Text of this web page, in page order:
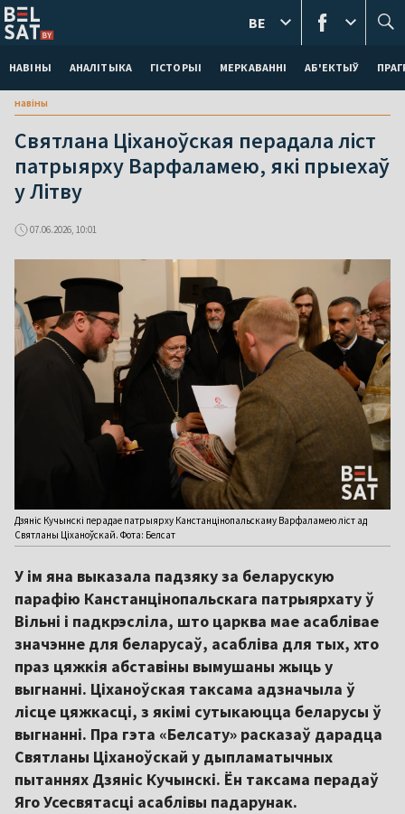
НАВІНЫ АНАЛІТЫКА ГІСТОРЫІ МЕРКАВАННI АБ'ЕКТЫЎ
BE
навіны
Святлана Ціханоўская перадала ліст
патрыярху Варфаламею, які прыехаў
у Літву
07.06.2026, 10:01
Дзяніс Кучынскі перадае патрыярху Канстанцінопальскаму Варфаламею ліст ад
Святланы Ціханоўскай. Фота: Белсат
У ім яна выказала падзяку за беларускую
парафію Канстанцінопальскага патрыярхату ў
Вільні і падкрэсліла, што царква мае асаблівае
значэнне для беларусаў, асабліва для тых, хто
праз цяжкія абставіны вымушаны жыць у
выгнанні. Ціханоўская таксама адзначыла ў
лісце цяжкасці, з якімі сутыкаюцца беларусы ў
выгнанні. Пра гэта «Белсату» расказаў дарадца
Святланы Ціханоўскай у дыпламатычных
пытаннях Дзяніс Кучынскі. Ён таксама перадаў
Яго Усесвятасці асаблівы падарунак.